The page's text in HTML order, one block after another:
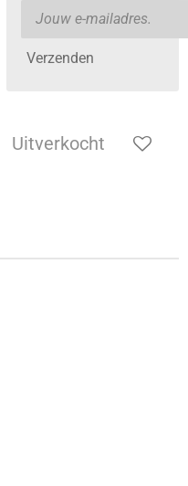
Verzenden
Uitverkocht